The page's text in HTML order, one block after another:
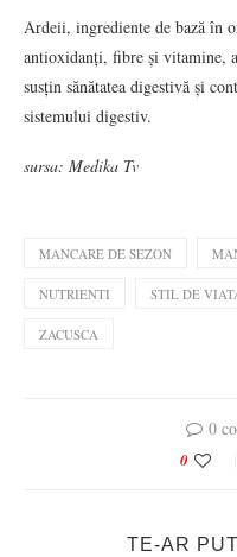
Ardeii, ingrediente de bază în
antioxidanți, fibre și vitamine,
susțin sănătatea digestivă și
sistemului digestiv.
sursa: Medika Tv
MANCARE DE SEZON
NUTRIENTI STIL DE
ZACUSCA
0
0
TE-AR